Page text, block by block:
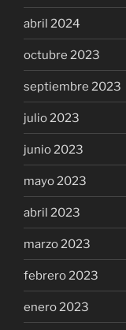
abril 2024
octubre 2023
septiembre 2023
julio 2023
junio 2023
mayo 2023
abril 2023
marzo 2023
febrero 2023
enero 2023